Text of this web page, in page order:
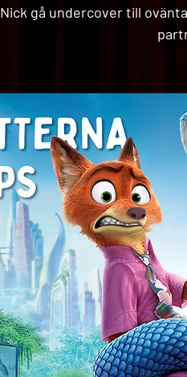
Nick gå undercover till